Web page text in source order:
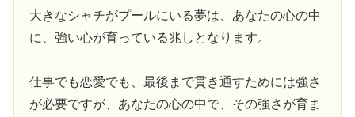
大きなシャチがプールにいる夢は、あなたの心の中
に、強い心が育っている兆しとなります。
仕事でも恋愛でも、最後まで貫き通すためには強さ
が必要ですが、あなたの心の中で、その強さが育ま